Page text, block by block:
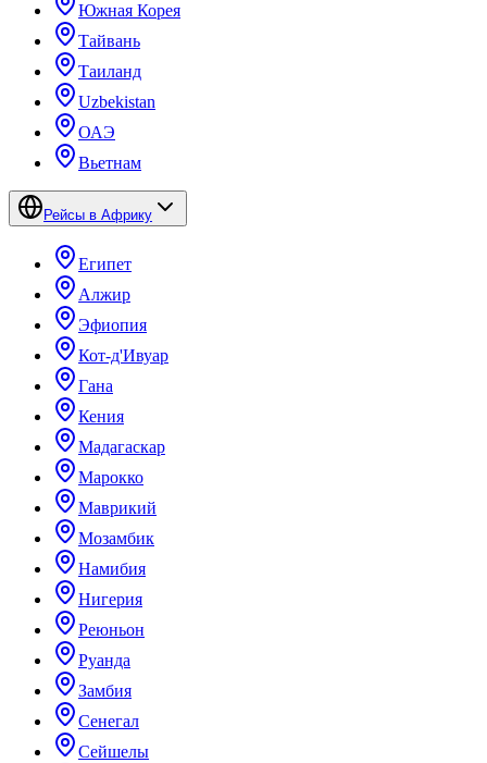
Южная Корея
Тайвань
Таиланд
Uzbekistan
ОАЭ
Вьетнам
Рейсы в Африку
Египет
Алжир
Эфиопия
Кот-д'Ивуар
Гана
Кения
Мадагаскар
Марокко
Маврикий
Мозамбик
Намибия
Нигерия
Реюньон
Руанда
Замбия
Сенегал
Сейшелы